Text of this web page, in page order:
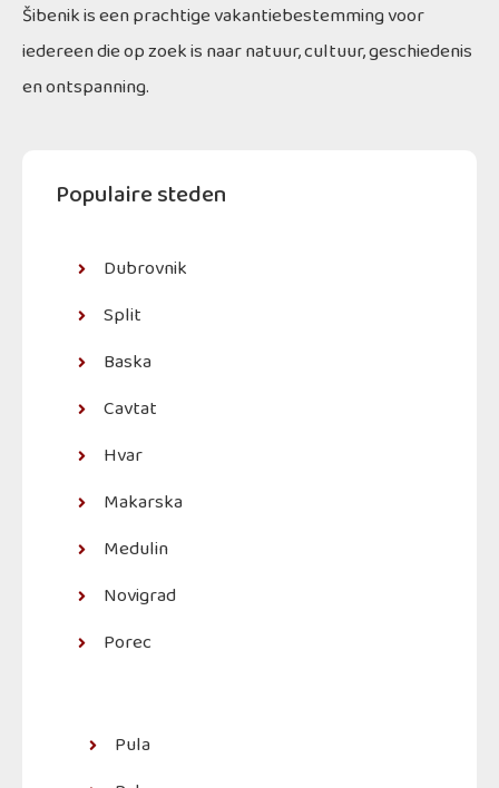
Šibenik is een prachtige vakantiebestemming voor
iedereen die op zoek is naar natuur, cultuur, geschiedenis
en ontspanning.
Populaire steden
Dubrovnik
Split
Baska
Cavtat
Hvar
Makarska
Medulin
Novigrad
Porec
Pula